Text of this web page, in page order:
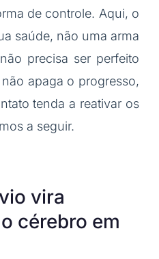
de controle. Aqui, o
saúde, não uma arma
precisa ser perfeito
apaga o progresso,
tenda a reativar os
a seguir.
vira
cérebro em